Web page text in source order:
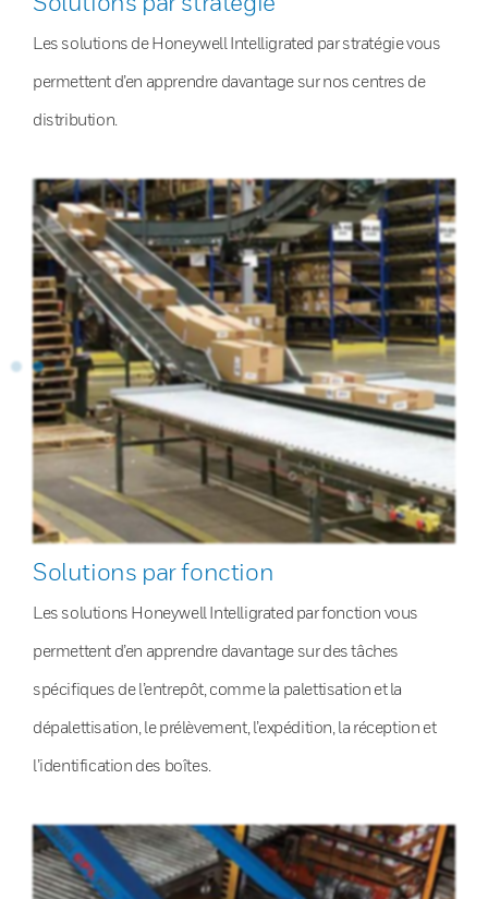
Les solutions de Honeywell Intelligrated par stratégie vous
permettent d’en apprendre davantage sur nos centres de
distribution.
Solutions par fonction
Les solutions Honeywell Intelligrated par fonction vous
permettent d’en apprendre davantage sur des tâches
spécifiques de l’entrepôt, comme la palettisation et la
dépalettisation, le prélèvement, l’expédition, la réception et
l’identification des boîtes.